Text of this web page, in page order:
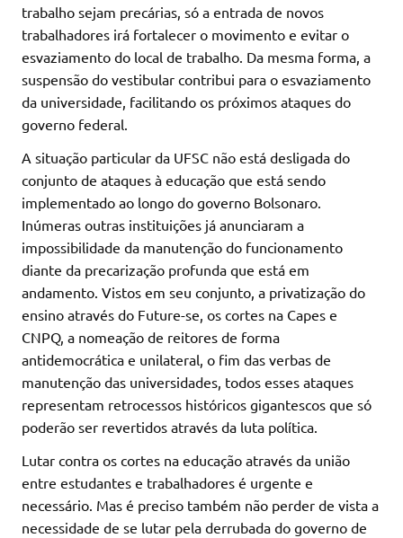
trabalho sejam precárias, só a entrada de novos
trabalhadores irá fortalecer o movimento e evitar o
esvaziamento do local de trabalho. Da mesma forma, a
suspensão do vestibular contribui para o esvaziamento
da universidade, facilitando os próximos ataques do
governo federal.
A situação particular da UFSC não está desligada do
conjunto de ataques à educação que está sendo
implementado ao longo do governo Bolsonaro.
Inúmeras outras instituições já anunciaram a
impossibilidade da manutenção do funcionamento
diante da precarização profunda que está em
andamento. Vistos em seu conjunto, a privatização do
ensino através do Future-se, os cortes na Capes e
CNPQ, a nomeação de reitores de forma
antidemocrática e unilateral, o fim das verbas de
manutenção das universidades, todos esses ataques
representam retrocessos históricos gigantescos que só
poderão ser revertidos através da luta política.
Lutar contra os cortes na educação através da união
entre estudantes e trabalhadores é urgente e
necessário. Mas é preciso também não perder de vista a
necessidade de se lutar pela derrubada do governo de